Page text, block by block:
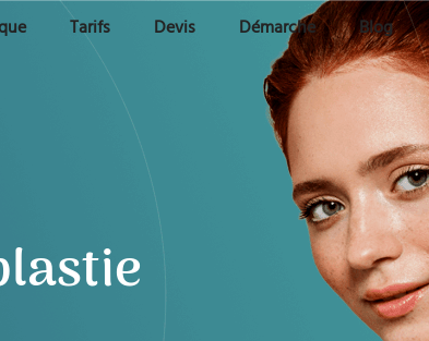
Tarifs Devis Démarche Blog